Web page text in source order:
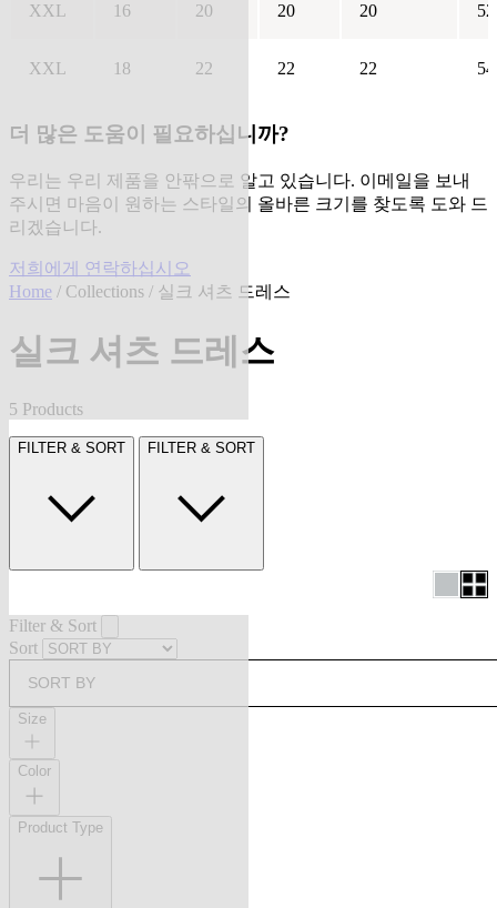
XXL 16 20 20 20 52
XXL 18 22 22 22 54
더 많은 도움이 필요하십니까?
우리는 우리 제품을 안팎으로 알고 있습니다. 이메일을 보내
주시면 마음이 원하는 스타일의 올바른 크기를 찾도록 도와 드
리겠습니다.
저희에게 연락하십시오
Home / Collections / 실크 셔츠 드레스
실크 셔츠 드레스
5 Products
FILTER & SORT FILTER & SORT
Filter & Sort
Sort
SORT BY
Size
Color
Product Type